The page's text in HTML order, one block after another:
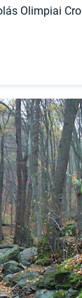
Olimpiai